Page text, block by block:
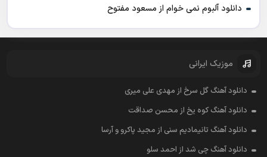
دانلود آلبوم نمی خوام از مسعود مفتوح
موزیک ایرانی
دانلود آهنگ گل سرخ از مهدی علی میری
دانلود آهنگ کوه یخ از محسن صداقت
دانلود آهنگ تانیمادیم سنی از مجید پاکرو و آرسا
دانلود آهنگ چی شد از احمد سلو